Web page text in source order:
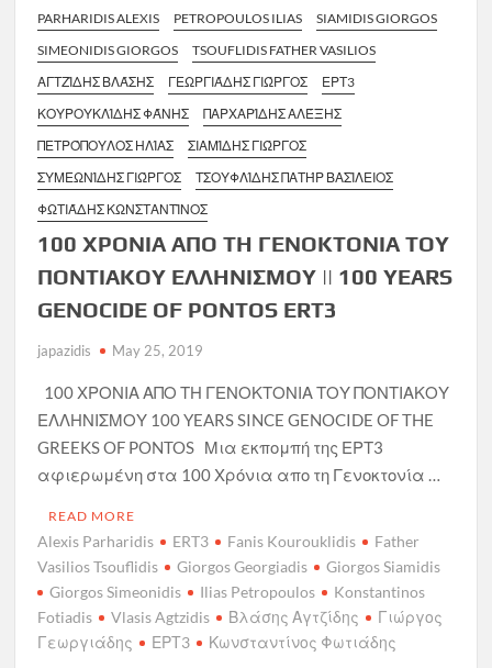
PARHARIDIS ALEXIS PETROPOULOS ILIAS
SIAMIDIS GIORGOS
SIMEONIDIS GIORGOS
TSOUFLIDIS FATHER VASILIOS
ΑΓΤΖΊΔΗΣ ΒΛΆΣΗΣ
ΓΕΩΡΓΙΆΔΗΣ ΓΙΏΡΓΟΣ
ΕΡΤ3
ΚΟΥΡΟΥΚΛΊΔΗΣ ΦΆΝΗΣ
ΠΑΡΧΑΡΊΔΗΣ ΑΛΈΞΗΣ
ΠΕΤΡΌΠΟΥΛΟΣ ΗΛΊΑΣ
ΣΙΑΜΊΔΗΣ ΓΙΏΡΓΟΣ
ΣΥΜΕΩΝΊΔΗΣ ΓΙΏΡΓΟΣ
ΤΣΟΥΦΛΊΔΗΣ ΠΑΤΉΡ ΒΑΣΊΛΕΙΟΣ
ΦΩΤΙΆΔΗΣ ΚΩΝΣΤΑΝΤΊΝΟΣ
100 ΧΡΟΝΙΑ ΑΠΟ ΤΗ ΓΕΝΟΚΤΟΝΙΑ ΤΟΥ
ΠΟΝΤΙΑΚΟΥ ΕΛΛΗΝΙΣΜΟΥ || 100 YEARS
GENOCIDE OF PONTOS ERT3
japazidis May 25, 2019
100 ΧΡΟΝΙΑ ΑΠΟ ΤΗ ΓΕΝΟΚΤΟΝΙΑ ΤΟΥ ΠΟΝΤΙΑΚΟΥ
ΕΛΛΗΝΙΣΜΟΥ 100 YEARS SINCE GENOCIDE OF THE
GREEKS OF PONTOS Μια εκπομπή της ΕΡΤ3
αφιερωμένη στα 100 Χρόνια απο τη Γενοκτονία …
READ MORE
Alexis Parharidis ERT3 Fanis Kourouklidis
Father
Vasilios Tsouflidis
Giorgos Georgiadis
Giorgos Siamidis
Giorgos Simeonidis
Ilias Petropoulos
Konstantinos
Fotiadis
Vlasis Agtzidis Βλάσης Αγτζίδης
Γιώργος
Γεωργιάδης
ΕΡΤ3 Κωνσταντίνος Φωτιάδης